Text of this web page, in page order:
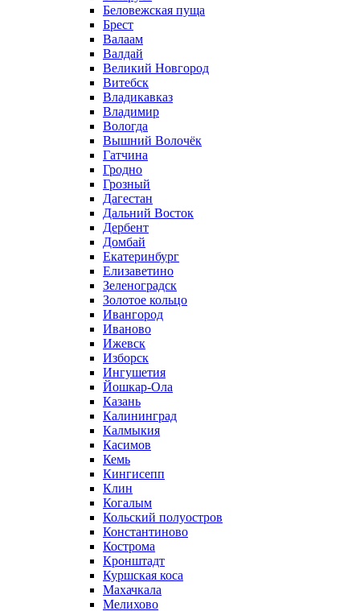
Беловежская пуща
Брест
Валаам
Валдай
Великий Новгород
Витебск
Владикавказ
Владимир
Вологда
Вышний Волочёк
Гатчина
Гродно
Грозный
Дагестан
Дальний Восток
Дербент
Домбай
Екатеринбург
Елизаветино
Зеленоградск
Золотое кольцо
Ивангород
Иваново
Ижевск
Изборск
Ингушетия
Йошкар-Ола
Казань
Калининград
Калмыкия
Касимов
Кемь
Кингисепп
Клин
Когалым
Кольский полуостров
Константиново
Кострома
Кронштадт
Куршская коса
Махачкала
Мелихово